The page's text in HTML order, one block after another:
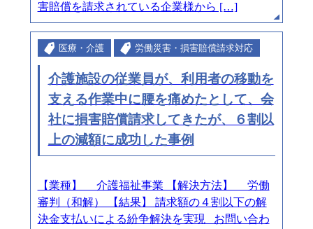
害賠償を請求されている企業様から […]
医療・介護 労働災害・損害賠償請求対応
介護施設の従業員が、利用者の移動を
支える作業中に腰を痛めたとして、会
社に損害賠償請求してきたが、６割以
上の減額に成功した事例
【業種】 介護福祉事業 【解決方法】 労働
審判（和解） 【結果】 請求額の４割以下の解
決金支払いによる紛争解決を実現 お問い合わ